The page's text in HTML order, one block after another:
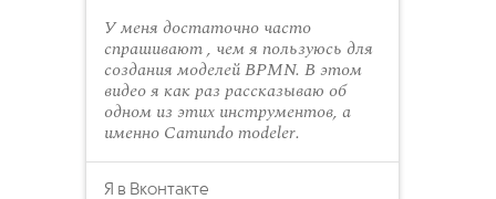
У меня достаточно часто
спрашивают , чем я пользуюсь для
создания моделей BPMN. В этом
видео я как раз рассказываю об
одном из этих инструментов, а
именно Camundo modeler.
Я в Вконтакте